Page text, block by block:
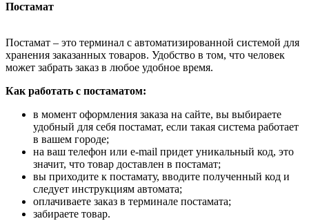
Постамат
Постамат – это терминал с автоматизированной системой для
хранения заказанных товаров. Удобство в том, что человек
может забрать заказ в любое удобное время.
Как работать с постаматом:
в момент оформления заказа на сайте, вы выбираете
удобный для себя постамат, если такая система работает
в вашем городе;
на ваш телефон или e-mail придет уникальный код, это
значит, что товар доставлен в постамат;
вы приходите к постамату, вводите полученный код и
следует инструкциям автомата;
оплачиваете заказ в терминале постамата;
забираете товар.